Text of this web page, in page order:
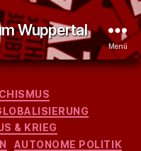
Wuppertal
Menü
& KRIEG
AUTONOME POLITIK